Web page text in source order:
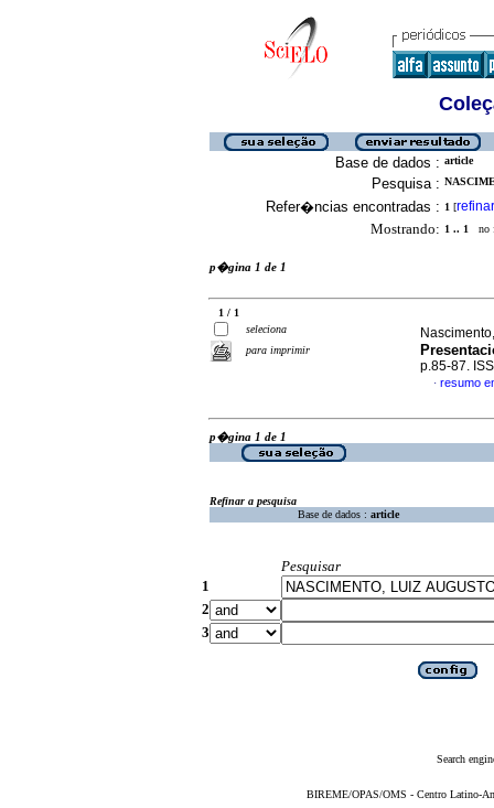
Base de dados : article
Pesquisa :
Refer�ncias encontradas : 1 [refinar
Mostrando: 1 .. 1 no
p�gina 1 de 1
1 / 1
seleciona
para imprimir
p.85-87.
· resumo
p�gina 1 de 1
Refinar a pesquisa
Base de dados : article
Pesquisar
1
2
3
Search
BIREME/OPAS/OMS - Centro Latino-